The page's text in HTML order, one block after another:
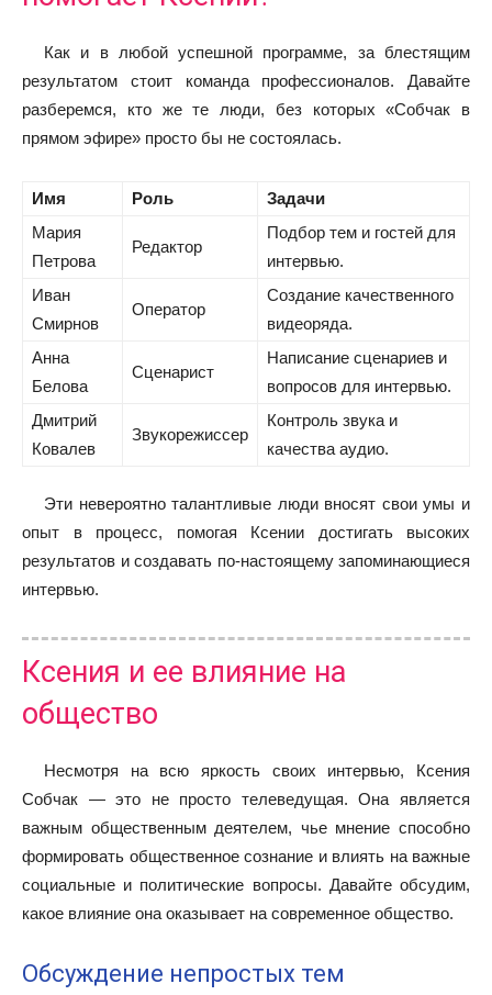
Как и в любой успешной программе, за блестящим
результатом стоит команда профессионалов. Давайте
разберемся, кто же те люди, без которых «Собчак в
прямом эфире» просто бы не состоялась.
Имя Роль
Задачи
Мария
Петрова
Редактор
Подбор тем и гостей для
интервью.
Иван
Смирнов
Оператор
Создание качественного
видеоряда.
Анна
Белова
Сценарист
Написание сценариев и
вопросов для интервью.
Дмитрий
Ковалев
Звукорежиссер
Контроль звука и
качества аудио.
Эти невероятно талантливые люди вносят свои умы и
опыт в процесс, помогая Ксении достигать высоких
результатов и создавать по-настоящему запоминающиеся
интервью.
Ксения и ее влияние на
общество
Несмотря на всю яркость своих интервью, Ксения
Собчак — это не просто телеведущая. Она является
важным общественным деятелем, чье мнение способно
формировать общественное сознание и влиять на важные
социальные и политические вопросы. Давайте обсудим,
какое влияние она оказывает на современное общество.
Обсуждение непростых тем